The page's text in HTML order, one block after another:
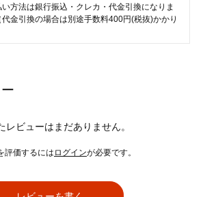
方法は銀行振込・クレカ・代金引換になりま
代金引換の場合は別途手数料400円(税抜)かかり
レビューはまだありません。
評価するには ログインが必要です。